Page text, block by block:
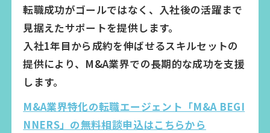
転職成功がゴールではなく、入社後の活躍まで
見据えたサポートを提供します。
入社1年目から成約を伸ばせるスキルセットの
提供により、M&A業界での長期的な成功を支援
します。
M&A業界特化の転職エージェント「M&A BEGI
NNERS」の無料相談申込はこちらから